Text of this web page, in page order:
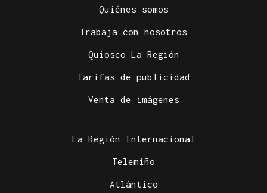
Quiénes somos
Trabaja con nosotros
Quiosco La Región
Tarifas de publicidad
Venta de imágenes
La Región Internacional
Telemiño
Atlántico